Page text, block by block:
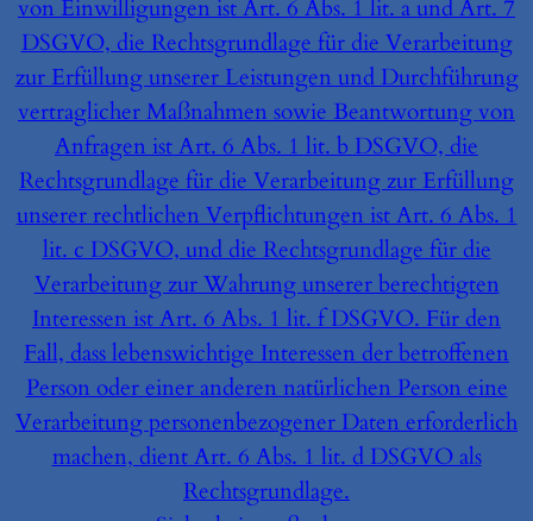
von Einwilligungen ist Art. 6 Abs. 1 lit. a und Art. 7
DSGVO, die Rechtsgrundlage für die Verarbeitung
zur Erfüllung unserer Leistungen und Durchführung
vertraglicher Maßnahmen sowie Beantwortung von
Anfragen ist Art. 6 Abs. 1 lit. b DSGVO, die
Rechtsgrundlage für die Verarbeitung zur Erfüllung
unserer rechtlichen Verpflichtungen ist Art. 6 Abs. 1
lit. c DSGVO, und die Rechtsgrundlage für die
Verarbeitung zur Wahrung unserer berechtigten
Interessen ist Art. 6 Abs. 1 lit. f DSGVO. Für den
Fall, dass lebenswichtige Interessen der betroffenen
Person oder einer anderen natürlichen Person eine
Verarbeitung personenbezogener Daten erforderlich
machen, dient Art. 6 Abs. 1 lit. d DSGVO als
Rechtsgrundlage.